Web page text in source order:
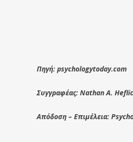
Πηγή: psychologytoday.com
Συγγραφέας: Nathan A.
Απόδοση – Επιμέλεια: